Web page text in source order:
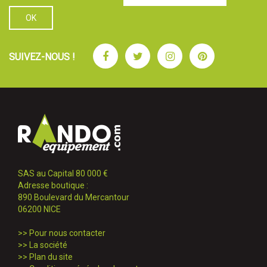
SUIVEZ-NOUS ! FacebookTwitterInstagramPinterest
SAS au Capital 80 000 €
Adresse boutique :
890 Boulevard du Mercantour
06200 NICE
>> Pour nous contacter
>> La société
>> Plan du site